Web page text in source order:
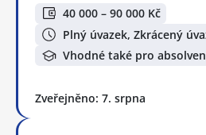
40 000 – 90 000 Kč
Plný úvazek, Zkrácený
Vhodné také pro
Zveřejněno: 7. srpna